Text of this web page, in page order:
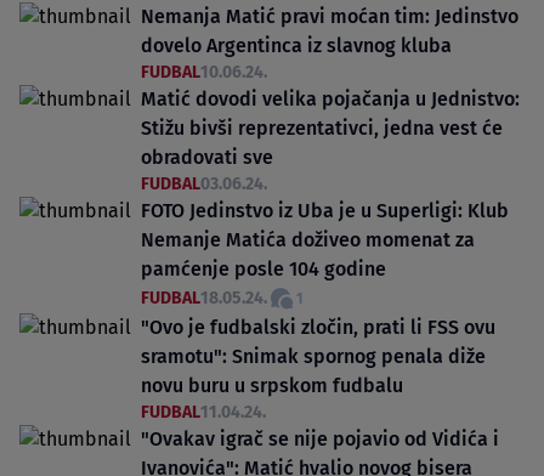
Nemanja Matić pravi moćan tim: Jedinstvo
dovelo Argentinca iz slavnog kluba
FUDBAL10.06.24.
Matić dovodi velika pojačanja u Jednistvo:
Stižu bivši reprezentativci, jedna vest će
obradovati sve
FUDBAL03.06.24.
FOTO Jedinstvo iz Uba je u Superligi: Klub
Nemanje Matića doživeo momenat za
pamćenje posle 104 godine
FUDBAL18.05.24. 1
"Ovo je fudbalski zločin, prati li FSS ovu
sramotu": Snimak spornog penala diže
novu buru u srpskom fudbalu
FUDBAL11.04.24.
"Ovakav igrač se nije pojavio od Vidića i
Ivanovića": Matić hvalio novog bisera